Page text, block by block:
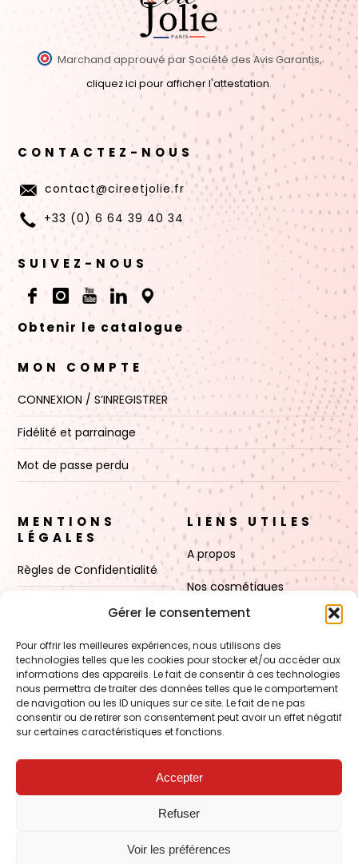
Gérer le consentement
Pour offrir les meilleures expériences, nous utilisons des
technologies telles que les cookies pour stocker et/ou accéder aux
informations des appareils. Le fait de consentir à ces technologies
nous permettra de traiter des données telles que le comportement
de navigation ou les ID uniques sur ce site. Le fait de ne pas
consentir ou de retirer son consentement peut avoir un effet négatif
sur certaines caractéristiques et fonctions.
Accepter
Refuser
Voir les préférences
Marchand approuvé par Société des Avis Garantis,
cliquez ici pour afficher l'attestation.
CONTACTEZ-NOUS
contact@cireetjolie.fr
+33 (0) 6 64 39 40 34
SUIVEZ-NOUS
Obtenir le catalogue
MON COMPTE
CONNEXION / S’INREGISTRER
Fidélité et parrainage
Mot de passe perdu
MENTIONS
LÉGALES
Règles de Confidentialité
Politique de cookies (UE)
LIENS UTILES
A propos
Nos cosmétiques
Nos cires
Boutique
Contact
FORMATION – Udef Academy